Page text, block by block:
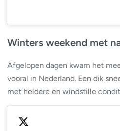
Winters weekend met
Afgelopen dagen kwam het
vooral in Nederland. Een dik
met heldere en windstille